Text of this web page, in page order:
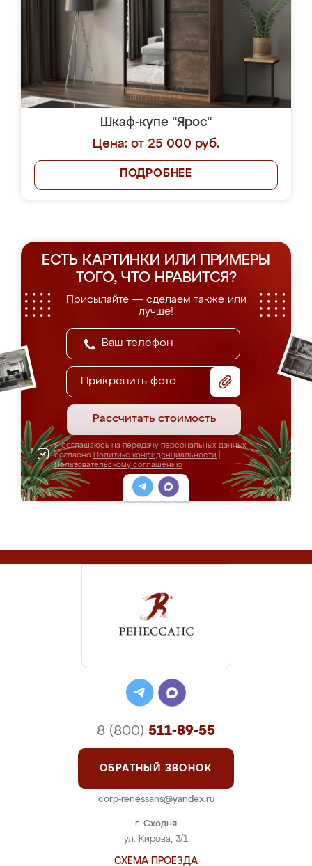
Шкаф-купе "Ярос"
Цена: от 25 000 руб.
ПОДРОБНЕЕ
ЕСТЬ КАРТИНКИ ИЛИ ПРИМЕРЫ
ТОГО, ЧТО НРАВИТСЯ?
Присылайте — сделаем также или
лучше!
Прикрепить фото
Рассчитать стоимость
Я соглашаюсь на передачу персональных данных
согласно Политике конфиденциальности
Пользовательскому соглашению
г. Сходня
ул. Кирова, 3/1
СХЕМА ПРОЕЗДА
8 (800) 511-89-55
ОБРАТНЫЙ ЗВОНОК
corp-renessans@yandex.ru